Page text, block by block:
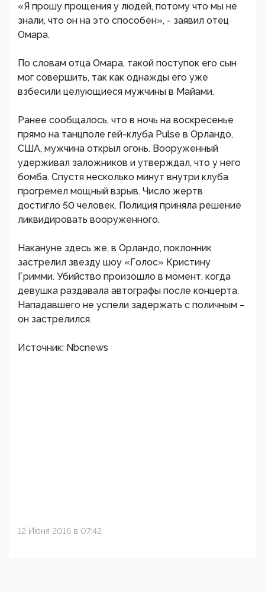
«Я прошу прощения у людей, потому что мы не
знали, что он на это способен», - заявил отец
Омара.
По словам отца Омара, такой поступок его сын
мог совершить, так как однажды его уже
взбесили целующиеся мужчины в Майами.
Ранее сообщалось, что в ночь на воскресенье
прямо на танцполе гей-клуба Pulse в Орландо,
США, мужчина открыл огонь. Вооруженный
удерживал заложников и утверждал, что у него
бомба. Спустя несколько минут внутри клуба
прогремел мощный взрыв. Число жертв
достигло 50 человек. Полиция приняла решение
ликвидировать вооруженного.
Накануне здесь же, в Орландо, поклонник
застрелил звезду шоу «Голос» Кристину
Гримми. Убийство произошло в момент, когда
девушка раздавала автографы после концерта.
Нападавшего не успели задержать с поличным –
он застрелился.
Источник: Nbcnews
12 Июня 2016 в 07:42